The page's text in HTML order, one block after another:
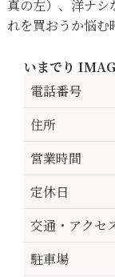
真の左）、洋ナシ
れを買おうか悩む
いまでり
電話番号
住所
営業時間
定休日
交通・アクセ
駐車場